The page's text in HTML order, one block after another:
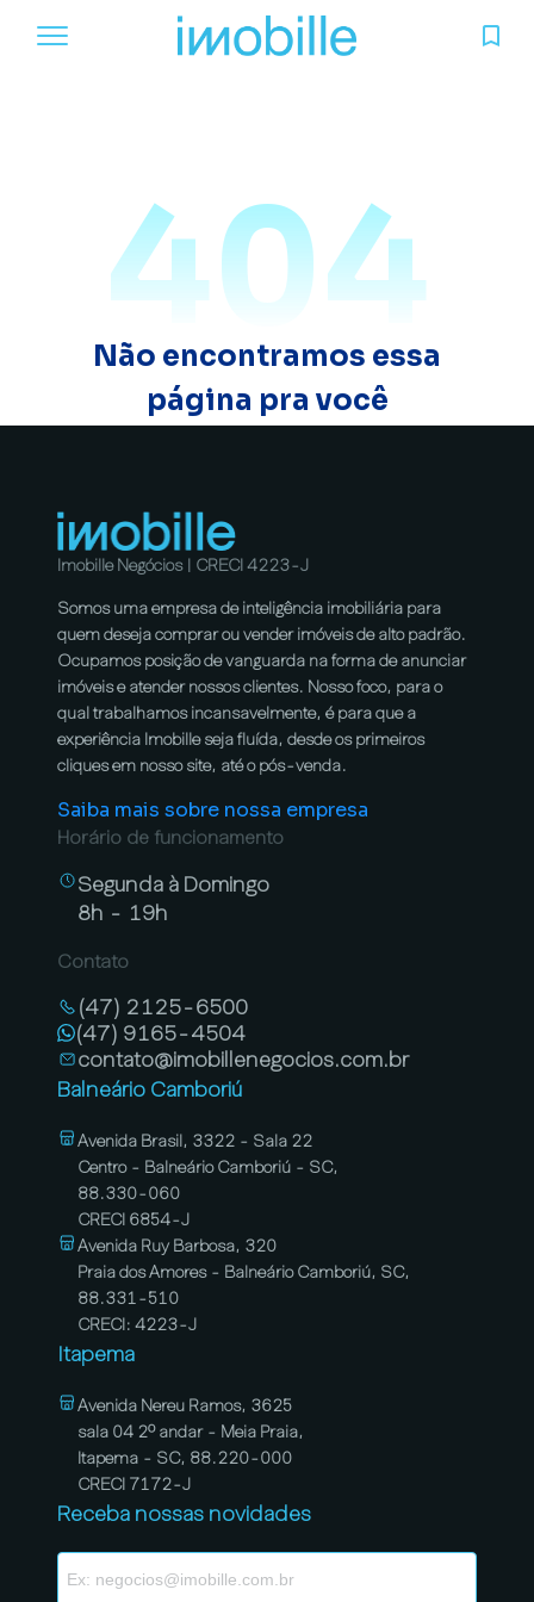
404
Não encontramos essa
página pra você
Imobille Negócios | CRECI 4223-J
Somos uma empresa de inteligência imobiliária para
quem deseja comprar ou vender imóveis de alto padrão.
Ocupamos posição de vanguarda na forma de anunciar
imóveis e atender nossos clientes. Nosso foco, para o
qual trabalhamos incansavelmente, é para que a
experiência Imobille seja fluída, desde os primeiros
cliques em nosso site, até o pós-venda.
Saiba mais sobre nossa empresa
Horário de funcionamento
Segunda à Domingo
8h - 19h
Contato
(47) 2125-6500
(47) 9165-4504
contato@imobillenegocios.com.br
Balneário Camboriú
Avenida Brasil, 3322 - Sala 22
Centro - Balneário Camboriú - SC,
88.330-060
CRECI 6854-J
Avenida Ruy Barbosa, 320
Praia dos Amores - Balneário Camboriú, SC,
88.331-510
CRECI: 4223-J
Itapema
Avenida Nereu Ramos, 3625
sala 04 2º andar - Meia Praia,
Itapema - SC, 88.220-000
CRECI 7172-J
Receba nossas novidades